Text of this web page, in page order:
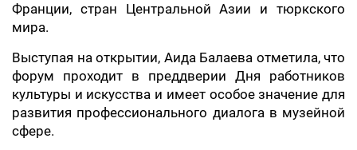
Франции, стран Центральной Азии и тюркского
мира.
Выступая на открытии, Аида Балаева отметила, что
форум проходит в преддверии Дня работников
культуры и искусства и имеет особое значение для
развития профессионального диалога в музейной
сфере.